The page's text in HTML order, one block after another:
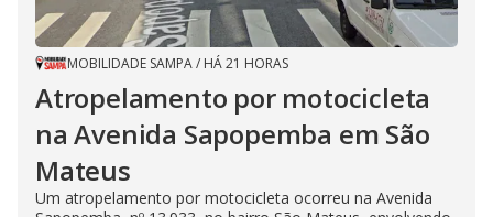
MOBILIDADE SAMPA/ HÁ 21 HORAS
Atropelamento por motocicleta
na Avenida Sapopemba em São
Mateus
Um atropelamento por motocicleta ocorreu na Avenida